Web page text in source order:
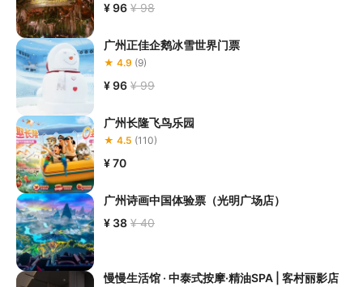
¥ 96 ¥ 98
广州正佳企鹅冰雪世界门票
★ 4.9 (9)
¥ 96 ¥ 99
广州长隆飞鸟乐园
★ 4.5 (110)
¥ 70
广州诗画中国体验票（光明广场店）
¥ 38 ¥ 40
慢慢生活馆 · 中泰式按摩·精油SPA | 客村丽影店